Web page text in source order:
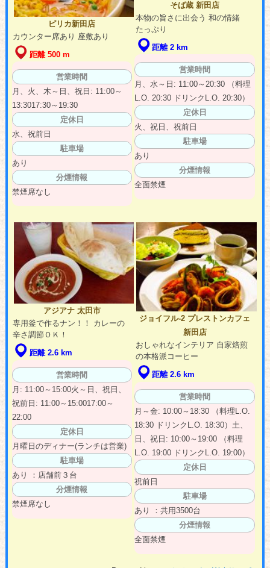
ピリカ新田店
カウンター席あり 座敷あり
距離 500 m
営業時間
月、火、木～日、祝日: 11:00～
13:3017:30～19:30
定休日
水、祝前日
駐車場
あり
分煙情報
禁煙席なし
そば蔵 新田店
本物の旨さに出会う 和の情緒
たっぷり
距離 2 km
営業時間
月、水～日: 11:00～20:30 （料理
L.O. 20:30 ドリンクL.O. 20:30）
定休日
火、祝日、祝前日
駐車場
あり
分煙情報
全面禁煙
アジアナ 太田市
専用釜で作るナン！！ カレーの
辛さ調節ＯＫ！
距離 2.6 km
営業時間
月: 11:00～15:00火～日、祝日、
祝前日: 11:00～15:0017:00～
22:00
定休日
月曜日のディナー(ランチは営業)
駐車場
あり ：店舗前３台
分煙情報
禁煙席なし
ジョイフル-2 プレストンカフェ
新田店
おしゃれなインテリア 自家焙煎
の本格派コーヒー
距離 2.6 km
営業時間
月～金: 10:00～18:30 （料理L.O.
18:30 ドリンクL.O. 18:30）土、
日、祝日: 10:00～19:00 （料理
L.O. 19:00 ドリンクL.O. 19:00）
定休日
祝前日
駐車場
あり ：共用3500台
分煙情報
全面禁煙